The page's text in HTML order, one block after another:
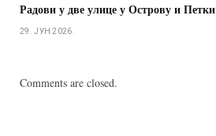
Радови у две улице у Острову и Петки
29. ЈУН 2026.
Comments are closed.